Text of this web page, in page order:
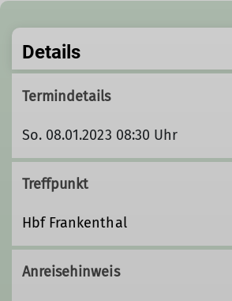
Details
Termindetails
So. 08.01.2023 08:30 Uhr
Treffpunkt
Hbf Frankenthal
Anreisehinweis